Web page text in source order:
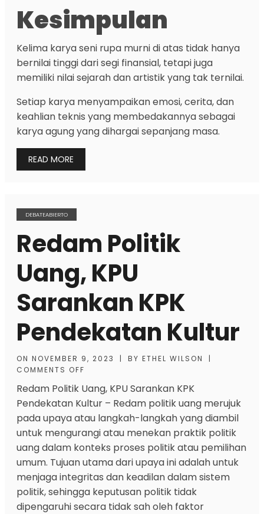
Kesimpulan
Kelima karya seni rupa murni di atas tidak hanya
bernilai tinggi dari segi finansial, tetapi juga
memiliki nilai sejarah dan artistik yang tak ternilai.
Setiap karya menyampaikan emosi, cerita, dan
keahlian teknis yang membedakannya sebagai
karya agung yang dihargai sepanjang masa.
READ MORE
DEBATEABIERTO
Redam Politik
Uang, KPU
Sarankan KPK
Pendekatan Kultur
ON NOVEMBER 9, 2023 | BY ETHEL WILSON
|
COMMENTS OFF
Redam Politik Uang, KPU Sarankan KPK
Pendekatan Kultur – Redam politik uang merujuk
pada upaya atau langkah-langkah yang diambil
untuk mengurangi atau menekan praktik politik
uang dalam konteks proses politik atau pemilihan
umum. Tujuan utama dari upaya ini adalah untuk
menjaga integritas dan keadilan dalam sistem
politik, sehingga keputusan politik tidak
dipengaruhi secara tidak sah oleh faktor